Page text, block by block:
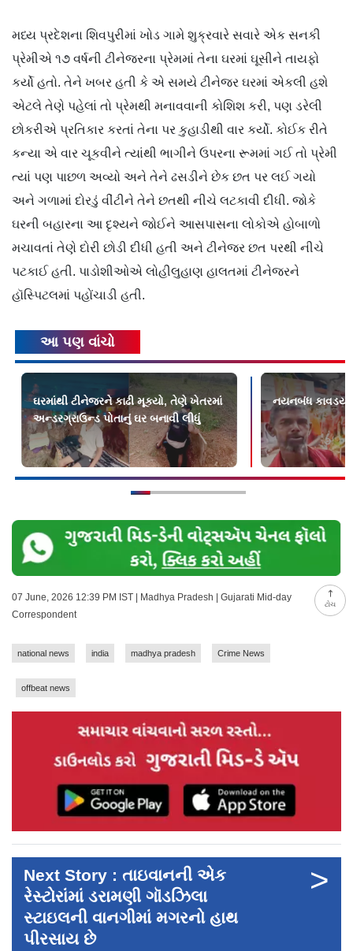
ટોચ
મધ્ય પ્રદેશના શિવપુરીમાં ખોડ ગામે શુક્રવારે સવારે એક સનકી
પ્રેમીએ ૧૭ વર્ષની ટીનેજરના પ્રેમમાં તેના ઘરમાં ઘૂસીને તાયફો
કર્યો હતો. તેને ખબર હતી કે એ સમયે ટીનેજર ઘરમાં એકલી હશે
એટલે તેણે પહેલાં તો પ્રેમથી મનાવવાની કોશિશ કરી, પણ ડરેલી
છોકરીએ પ્રતિકાર કરતાં તેના પર કુહાડીથી વાર કર્યો. કોઈક રીતે
કન્યા એ વાર ચૂકવીને ત્યાંથી ભાગીને ઉપરના રૂમમાં ગઈ તો પ્રેમી
ત્યાં પણ પાછળ અવ્યો અને તેને ઢસડીને છેક છત પર લઈ ગયો
અને ગળામાં દોરડું વીંટીને તેને છતથી નીચે લટકાવી દીધી. જોકે
ઘરની બહારના આ દૃશ્યને જોઈને આસપાસના લોકોએ હોબાળો
મચાવતાં તેણે દોરી છોડી દીધી હતી અને ટીનેજર છત પરથી નીચે
પટકાઈ હતી. પાડોશીઓએ લોહીલુહાણ હાલતમાં ટીનેજરને
હૉસ્પિટલમાં પહોંચાડી હતી.
આ પણ વાંચો
ઘરમાંથી ટીનેજરને કાઢી મૂક્યો, તેણે ખેતરમાં
અન્ડરગ્રાઉન્ડ પોતાનું ઘર બનાવી લીધું
નયનબંધ
07 June, 2026 12:39 PM IST | Madhya Pradesh | Gujarati Mid-day
Correspondent
national news india madhya pradesh Crime News
offbeat news
Next Story : તાઇવાનની એક
રેસ્ટોરાંમાં ડરામણી ગૉડઝિલા
સ્ટાઇલની વાનગીમાં મગરનો હાથ
પીરસાય છે
>